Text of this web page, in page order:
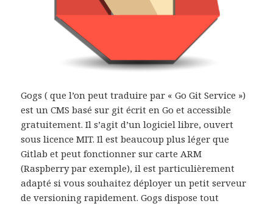
Gogs ( que l’on peut traduire par « Go Git Service »)
est un CMS basé sur git écrit en Go et accessible
gratuitement. Il s’agit d’un logiciel libre, ouvert
sous licence MIT. Il est beaucoup plus léger que
Gitlab et peut fonctionner sur carte ARM
(Raspberry par exemple), il est particulièrement
adapté si vous souhaitez déployer un petit serveur
de versioning rapidement. Gogs dispose tout